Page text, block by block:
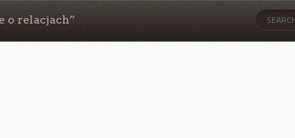
o relacjach”